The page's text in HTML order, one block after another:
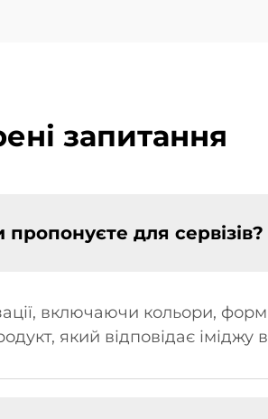
запитання
для сервізів?
включаючи кольори,
який відповідає іміджу